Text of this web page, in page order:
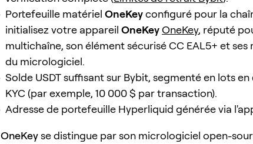
Portefeuille matériel OneKeyconfiguré pour la
initialisez votre appareil OneKeyOneKey, réputé
multichaîne, son élément sécurisé CC EAL5+ et
du micrologiciel.
Solde USDT suffisant sur Bybit, segmenté en lots en
KYC (par exemple, 10 000 $ par transaction).
Adresse de portefeuille Hyperliquid générée via
OneKeyse distingue par son micrologiciel open-